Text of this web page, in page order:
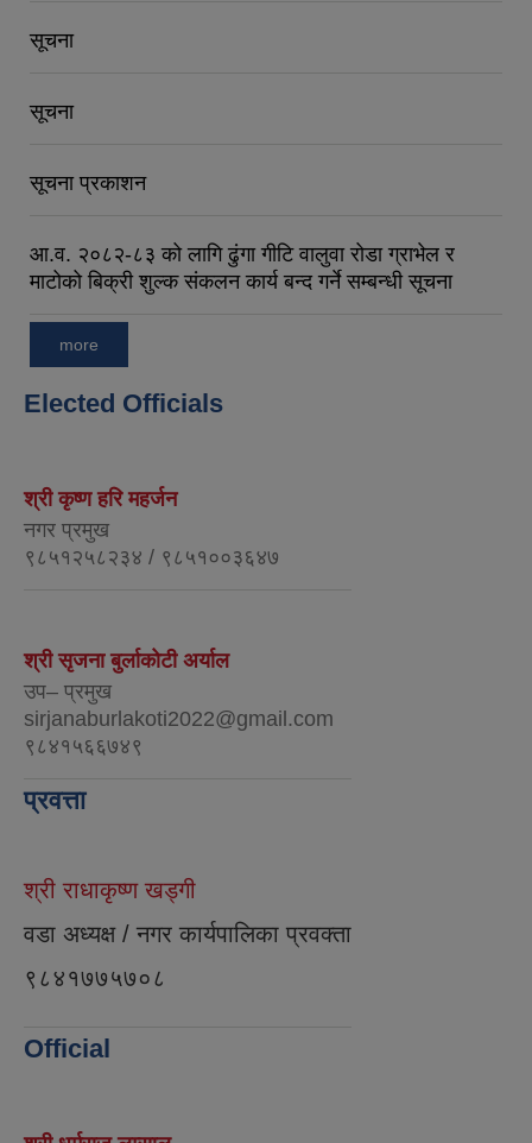
सूचना
सूचना
सूचना प्रकाशन
आ.व. २०८२-८३ को लागि ढुंगा गीटि वालुवा रोडा ग्राभेल र
माटोको बिक्री शुल्क संकलन कार्य बन्द गर्ने सम्बन्धी सूचना
more
Elected Officials
श्री कृष्ण हरि महर्जन
नगर प्रमुख
९८५१२५८२३४ / ९८५१००३६४७
श्री सृजना बुर्लाकोटी अर्याल
उप– प्रमुख
sirjanaburlakoti2022@gmail.com
९८४१५६६७४९
प्रवत्ता
श्री राधाकृष्ण खड्गी
वडा अध्यक्ष / नगर कार्यपालिका प्रवक्ता
९८४१७७५७०८
Official